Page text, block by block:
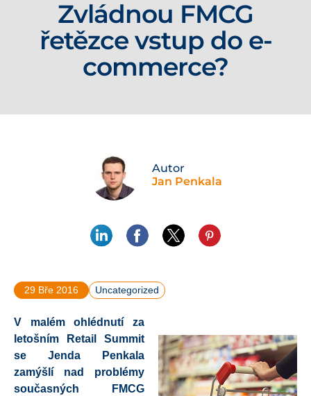
Zvládnou FMCG
řetězce vstup do e-
commerce?
Autor
Jan Penkala
29 Bře 2016 Uncategorized
V malém ohlédnutí za
letošním
Retail Summit
se Jenda Penkala
zamýšlí nad problémy
současných FMCG